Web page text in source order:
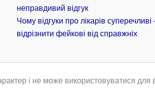
неправдивий відгук
Чому відгуки про лікарів суперечливі
відрізнити фейкові від справжніх
і не може використовуватися для